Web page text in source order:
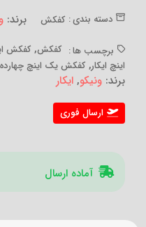
دسته بندی : کفکش برند:
برچسب ها : کفکش,کفکش
اینچ ایکار,کفکش یک اینچ چهارده
برند: ونیکو,ایکار
ارسال فوری
آماده ارسال